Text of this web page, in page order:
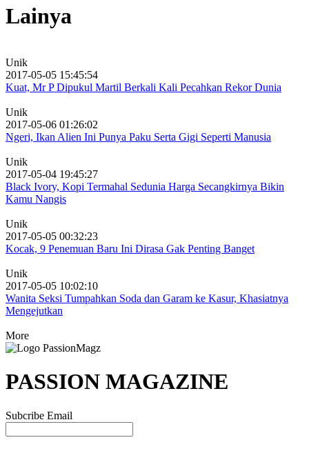
Lainya
Unik
2017-05-05 15:45:54
Kuat, Mr P Dipukul Martil Berkali Kali Pecahkan Rekor Dunia
Unik
2017-05-06 01:26:02
Ngeri, Ikan Alien Ini Punya Paku Serta Gigi Seperti Manusia
Unik
2017-05-04 19:45:27
Black Ivory, Kopi Termahal Sedunia Harga Secangkirnya Bikin
Kamu Nangis
Unik
2017-05-05 00:32:23
Kocak, 9 Penemuan Baru Ini Dirasa Gak Penting Banget
Unik
2017-05-05 10:02:10
Wanita Seksi Tumpahkan Soda dan Garam ke Kasur, Khasiatnya
Mengejutkan
More
PASSION MAGAZINE
Subcribe Email